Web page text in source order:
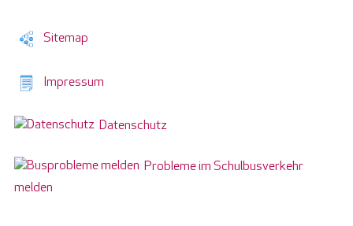
Sitemap
Impressum
Datenschutz
Probleme im Schulbusverkehr
melden